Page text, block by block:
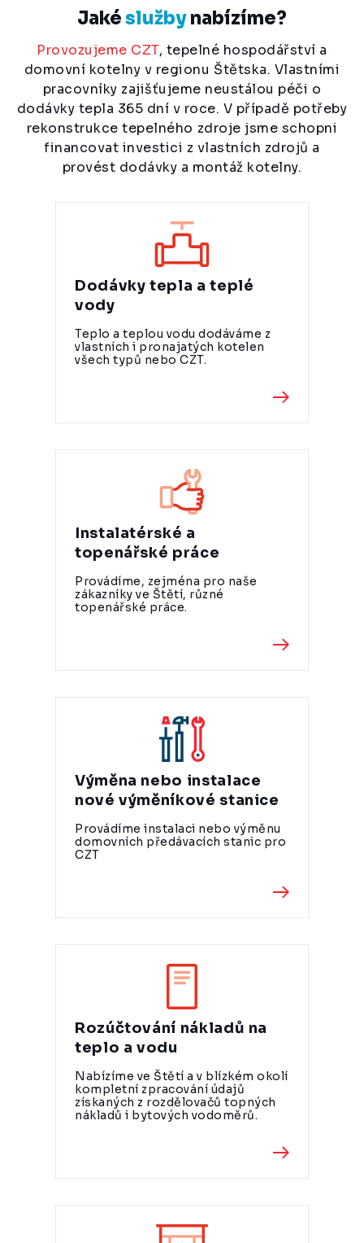
Jakéslužbynabízíme?
Provozujeme CZT, tepelné hospodářství a
domovní kotelny v regionu Štětska. Vlastními
pracovníky zajišťujeme neustálou péči o
dodávky tepla 365 dní v roce. V případě potřeby
rekonstrukce tepelného zdroje jsme schopni
financovat investici z vlastních zdrojů a
provést dodávky a montáž kotelny.
Dodávky tepla a teplé
vody
Teplo a teplou vodu dodáváme z
vlastních i pronajatých kotelen
všech typů nebo CZT.
Instalatérské a
topenářské práce
Provádíme, zejména pro naše
zákazníky ve Štětí, různé
topenářské práce.
Výměna nebo instalace
nové výměníkové stanice
Provádíme instalaci nebo výměnu
domovních předávacích stanic pro
CZT
Rozúčtování nákladů na
teplo a vodu
Nabízíme ve Štětí a v blízkém okolí
kompletní zpracování údajů
získaných z rozdělovačů topných
nákladů i bytových vodoměrů.